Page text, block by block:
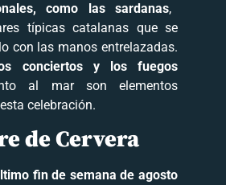
como las sardanas,
típicas catalanas que se
con las manos entrelazadas.
conciertos y los fuegos
al mar son elementos
celebración.
de Cervera
fin de semana de agosto